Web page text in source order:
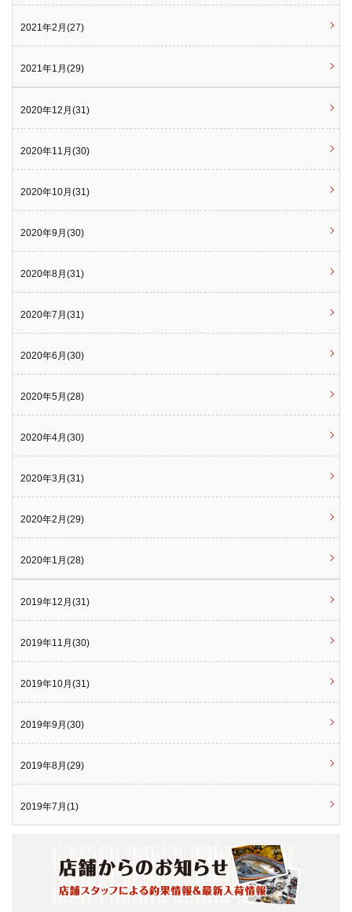
2021年2月(27)
2021年1月(29)
2020年12月(31)
2020年11月(30)
2020年10月(31)
2020年9月(30)
2020年8月(31)
2020年7月(31)
2020年6月(30)
2020年5月(28)
2020年4月(30)
2020年3月(31)
2020年2月(29)
2020年1月(28)
2019年12月(31)
2019年11月(30)
2019年10月(31)
2019年9月(30)
2019年8月(29)
2019年7月(1)